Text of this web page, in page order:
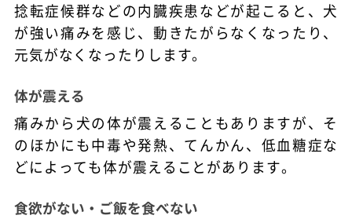
捻転症候群などの内臓疾患などが起こると、犬
が強い痛みを感じ、動きたがらなくなったり、
元気がなくなったりします。
体が震える
痛みから犬の体が震えることもありますが、そ
のほかにも中毒や発熱、てんかん、低血糖症な
どによっても体が震えることがあります。
食欲がない・ご飯を食べない